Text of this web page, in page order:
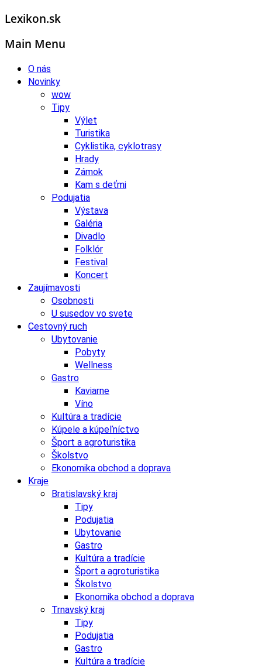
Lexikon.sk
Main Menu
O nás
Novinky
wow
Tipy
Výlet
Turistika
Cyklistika, cyklotrasy
Hrady
Zámok
Kam s deťmi
Podujatia
Výstava
Galéria
Divadlo
Folklór
Festival
Koncert
Zaujímavosti
Osobnosti
U susedov vo svete
Cestovný ruch
Ubytovanie
Pobyty
Wellness
Gastro
Kaviarne
Víno
Kultúra a tradície
Kúpele a kúpeľníctvo
Šport a agroturistika
Školstvo
Ekonomika obchod a doprava
Kraje
Bratislavský kraj
Tipy
Podujatia
Ubytovanie
Gastro
Kultúra a tradície
Šport a agroturistika
Školstvo
Ekonomika obchod a doprava
Trnavský kraj
Tipy
Podujatia
Gastro
Kultúra a tradície